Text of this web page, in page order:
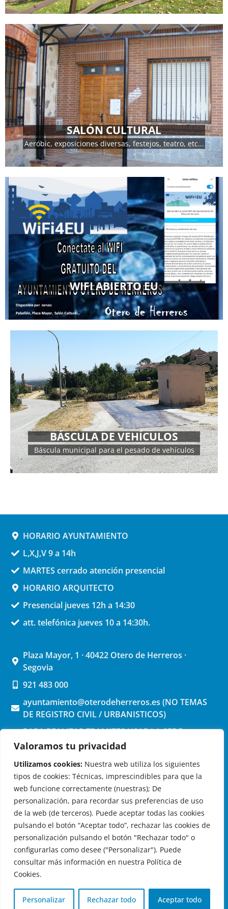
Valoramos tu privacidad
Utilizamos cookies: Nuestra web utiliza los siguientes
tipos de cookies: Técnicas, imprescindibles para que la
web funcione correctamente (nuestras); De
personalización, para recordar sus preferencias de uso
de la web (de terceros). Puede aceptar todas las cookies
pulsando el botón “Aceptar todo”, rechazar las cookies de
personalización pulsando el botón "Rechazar todo" o
configurarlas como desee ("Personalizar"). Puede
consultar más información en nuestra Política de
Cookies.
Personalizar Rechazar todo Aceptar todo
SALÓN CULTURAL
Aeróbic, exposiciones diversas, festejos, teatro, etc...
DIRECCIÓN
C/ Mayor Nº 9 Tlf. 921 483 000
MÁS INFORMACIÓN
WIFI ABIERTO EU
MÁS INFORMACIÓN
BÁSCULA DE VEHÍCULOS
Báscula municipal para el pesado de vehículos
DIRECCIÓN
Calle el Ventero
MÁS INFORMACIÓN
HORARIO AYUNTAMIENTO
L,X,J,V 9 a 14h
MARTES cerrado atención presencial
HORARIO ARQUITECTO
Presencial jueves 12h a 14:30
att. telefónica jueves 10 a 14:30h.
Plaza Mayor, 1 · 40422 Otero de Herreros ·
Segovia
921 483 000
ayuntamiento@oterodeherreros.es (NO TEMAS
DE REGISTRO CIVIL / URBANISTICOS)
PARA REALIZAR TRAMITES USAR LA SEDE
ELECTRONICA (pinchar aquí)
OTERO DE HERREROS EN LAS REDES
© 2026 Ayuntamiento de Otero de Herreros
Aviso Legal|Política de Privacidad|Política de Cookies|
Registro de actividades de tratamiento
| Diseño:Globales